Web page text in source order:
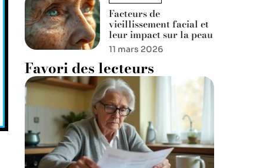
Facteurs de
vieillissement facial et
leur impact sur la peau
11 mars 2026
Favori des lecteurs